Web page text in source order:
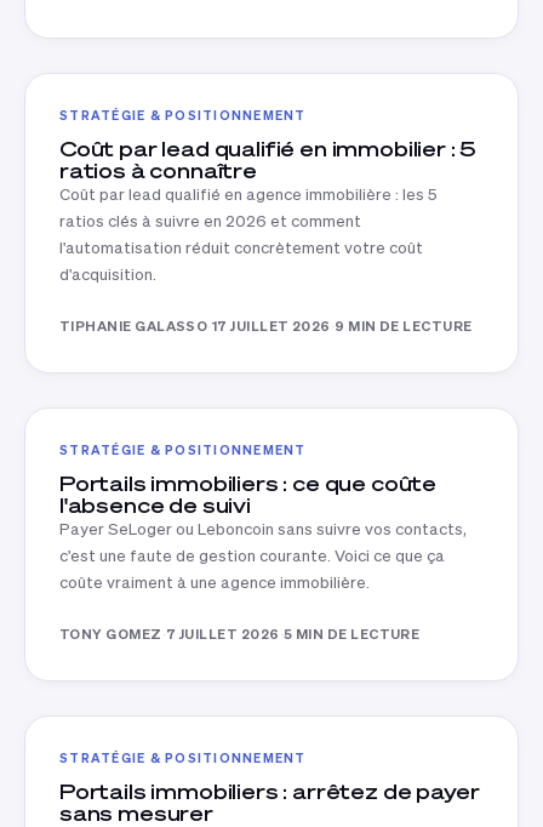
STRATÉGIE & POSITIONNEMENT
Coût par lead qualifié en immobilier : 5
ratios à connaître
Coût par lead qualifié en agence immobilière : les 5
ratios clés à suivre en 2026 et comment
l'automatisation réduit concrètement votre coût
d'acquisition.
TIPHANIE GALASSO·17 JUILLET 2026 ·9 MIN DE LECTURE
STRATÉGIE & POSITIONNEMENT
Portails immobiliers : ce que coûte
l'absence de suivi
Payer SeLoger ou Leboncoin sans suivre vos contacts,
c'est une faute de gestion courante. Voici ce que ça
coûte vraiment à une agence immobilière.
TONY GOMEZ ·7 JUILLET 2026 ·5 MIN DE LECTURE
STRATÉGIE & POSITIONNEMENT
Portails immobiliers : arrêtez de payer
sans mesurer